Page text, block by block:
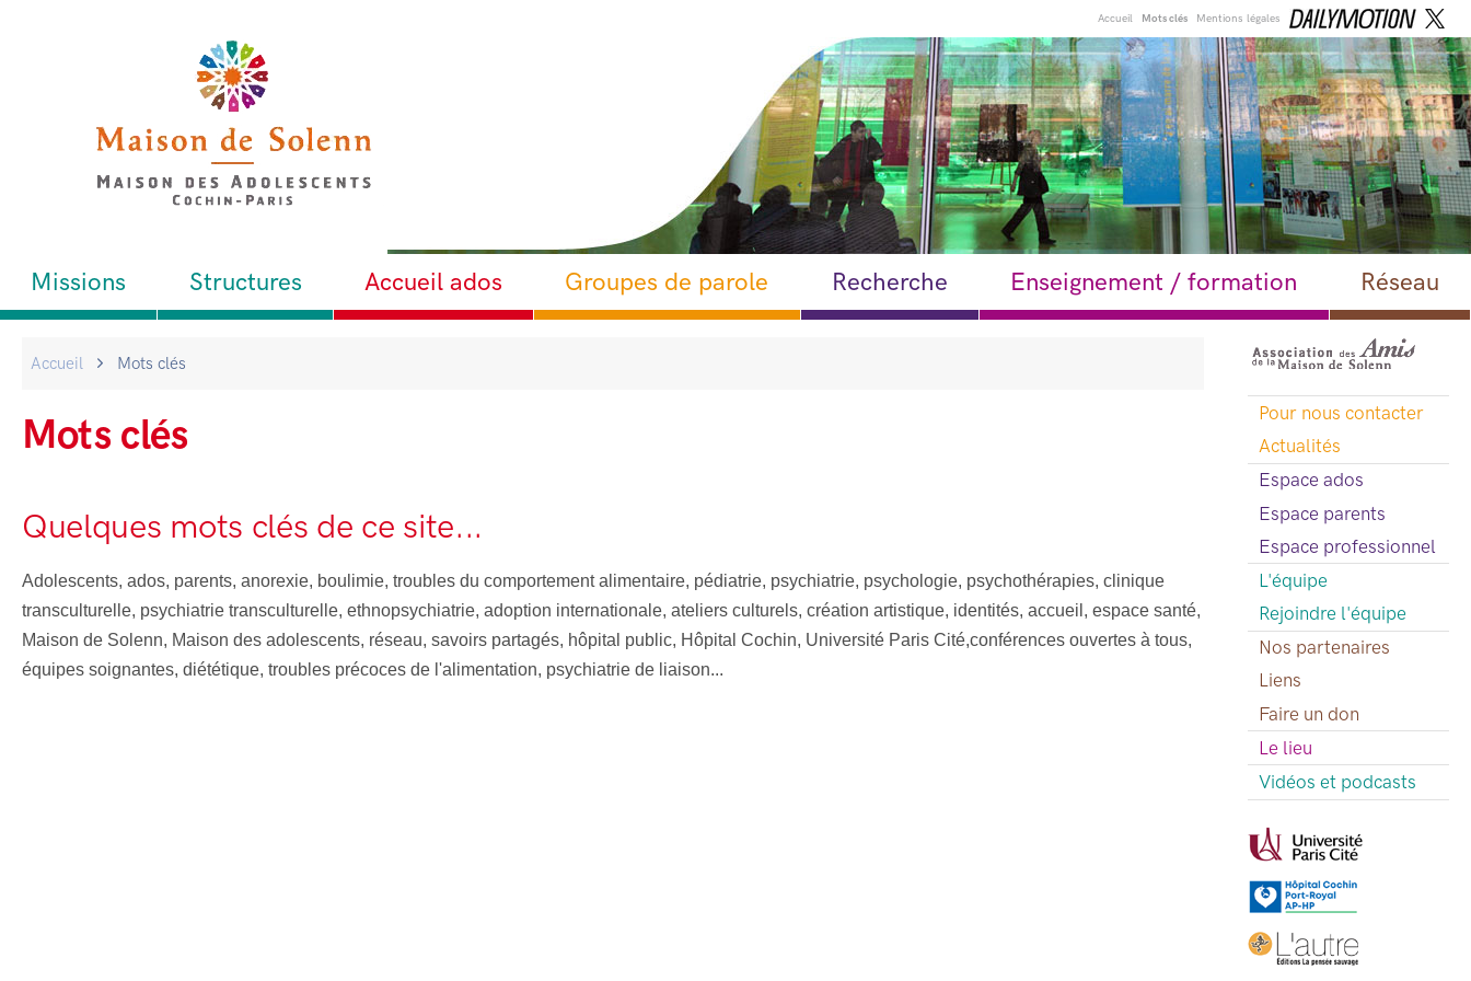
Accueil Mots clés Mentions légales
Missions Structures Accueil ados Groupes de parole Recherche Enseignement / formation Réseau
Accueil Mots clés
Mots clés
Quelques mots clés de ce site...
Adolescents, ados, parents, anorexie, boulimie, troubles du comportement alimentaire, pédiatrie, psychiatrie, psychologie, psychothérapies, clinique
transculturelle, psychiatrie transculturelle, ethnopsychiatrie, adoption internationale, ateliers culturels, création artistique, identités, accueil, espace santé,
Maison de Solenn, Maison des adolescents, réseau, savoirs partagés, hôpital public, Hôpital Cochin, Université Paris Cité,conférences ouvertes à tous,
équipes soignantes, diététique, troubles précoces de l'alimentation, psychiatrie de liaison...
Pour nous contacter
Actualités
Espace ados
Espace parents
Espace professionnel
L'équipe
Rejoindre l'équipe
Nos partenaires
Liens
Faire un don
Le lieu
Vidéos et podcasts